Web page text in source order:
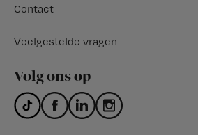
Contact
Veelgestelde vragen
Volg ons op